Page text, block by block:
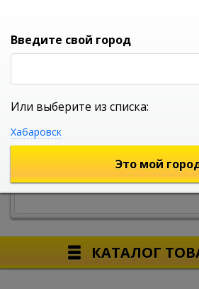
УНИВЕРСАЛЬНЫЙ ИНТЕРНЕТ
КАТАЛОГ
Введите свой город
Или выберите из списка:
Хабаровск
Это мой